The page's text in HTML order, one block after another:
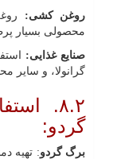
روغن‌ کشی:
محصولی بسیار
صنایع غذایی:
گرانولا، و سایر
۸.۲.
گردو:
برگ گردو: تهیه